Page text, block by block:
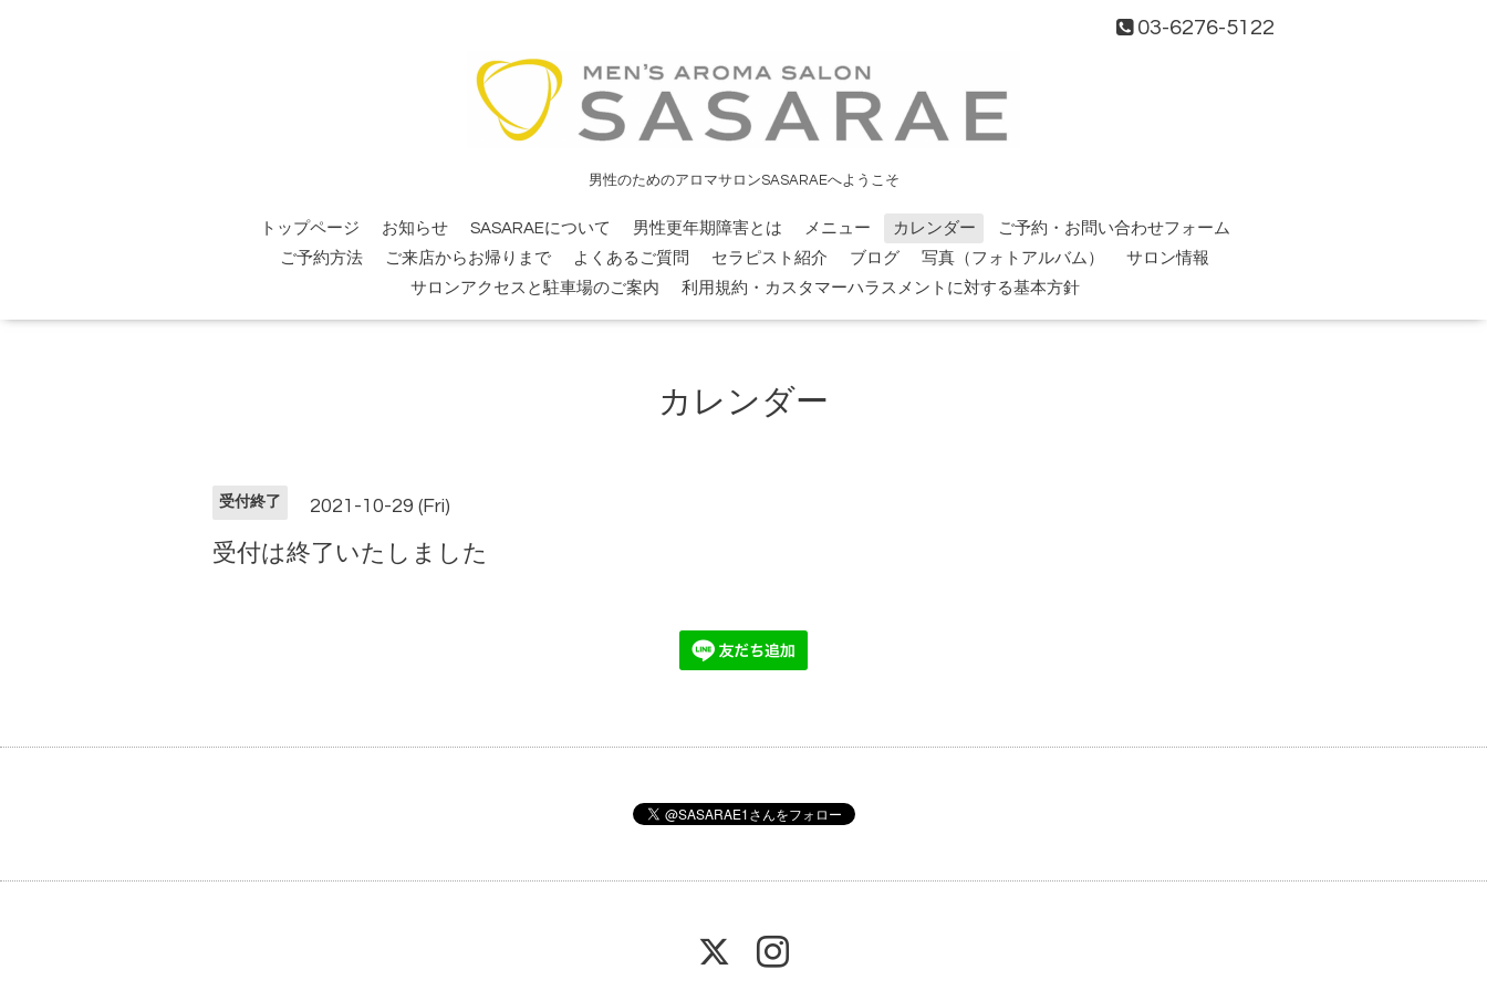
03-6276-5122
男性のためのアロマサロンSASARAEへようこそ
トップページ お知らせ SASARAEについて 男性更年期障害とは メニュー カレンダー
ご予約・お問い合わせフォーム
ご予約方法
ご来店からお帰りまで よくあるご質問 セラピスト紹介 ブログ 写真（フォトアルバム）
サロン情報
サロンアクセスと駐車場のご案内
利用規約・カスタマーハラスメントに対する基本方針
カレンダー
受付終了 2021-10-29 (Fri)
受付は終了いたしました